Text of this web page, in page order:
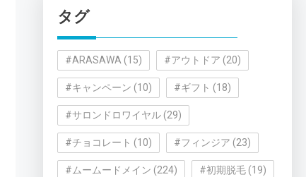
ー
タグ
#ARASAWA (15) #アウトドア (20)
#キャンペーン (10) #ギフト (18)
#サロンドロワイヤル(29)
#チョコレート (10) #フィンジア (23)
#ムームードメイン (224) #初期脱毛(19)